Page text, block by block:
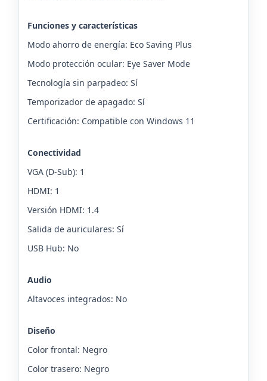
Funciones y características
Modo ahorro de energía: Eco Saving Plus
Modo protección ocular: Eye Saver Mode
Tecnología sin parpadeo: Sí
Temporizador de apagado: Sí
Certificación: Compatible con Windows 11
Conectividad
VGA (D-Sub): 1
HDMI: 1
Versión HDMI: 1.4
Salida de auriculares: Sí
USB Hub: No
Audio
Altavoces integrados: No
Diseño
Color frontal: Negro
Color trasero: Negro